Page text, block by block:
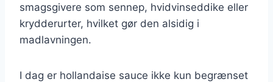
smagsgivere som sennep, hvidvinseddike eller
krydderurter, hvilket gør den alsidig i
madlavningen.
I dag er hollandaise sauce ikke kun begrænset